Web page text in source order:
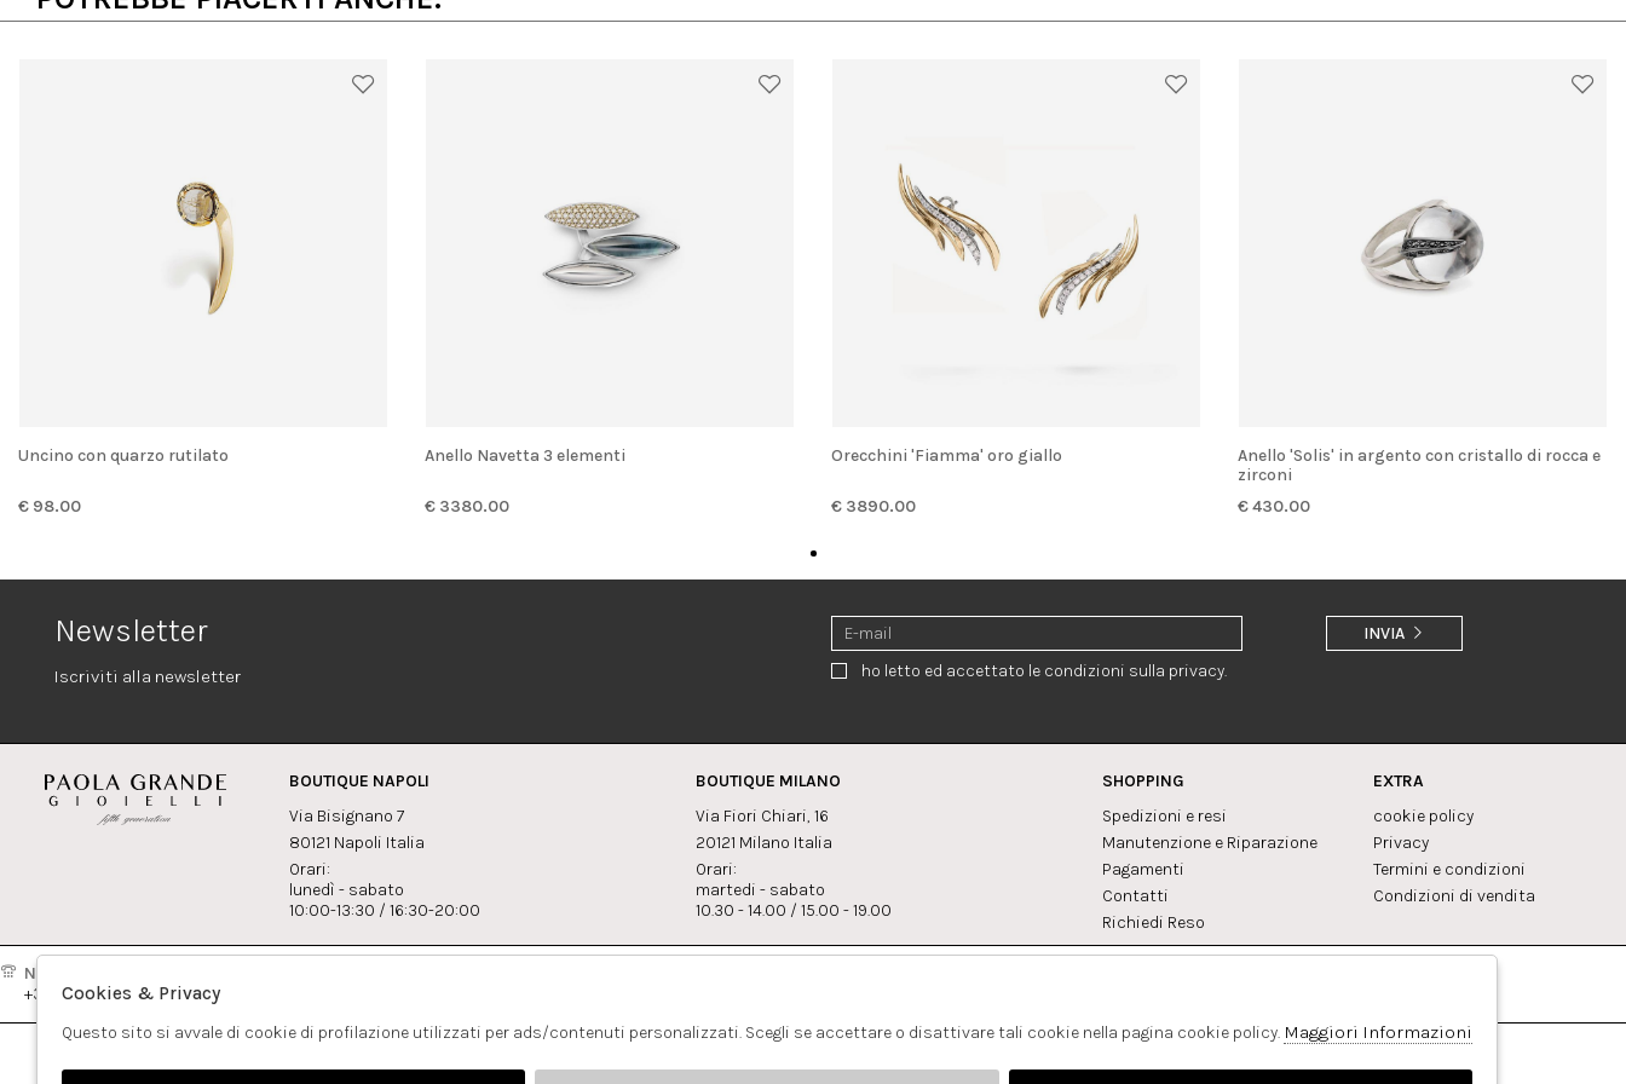
Uncino con quarzo rutilato
€ 98.00
Anello Navetta 3 elementi
€ 3380.00
Orecchini 'Fiamma' oro giallo
€ 3890.00
Anello 'Solis' in argento con cristallo di rocca e
zirconi
€ 430.00
Newsletter
Iscriviti alla newsletter ho letto ed accettato le condizioni sulla privacy.
INVIA
BOUTIQUE NAPOLI
Via Bisignano 7
80121 Napoli Italia
Orari:
lunedì - sabato
10:00-13:30 / 16:30-20:00
BOUTIQUE MILANO
Via Fiori Chiari, 16
20121 Milano Italia
Orari:
martedi - sabato
10.30 - 14.00 / 15.00 - 19.00
SHOPPING
Spedizioni e resi
Manutenzione e Riparazione
Pagamenti
Contatti
Richiedi Reso
EXTRA
cookie policy
Privacy
Termini e condizioni
Condizioni di vendita
Napoli:
+39081417308
Cookies & Privacy
Questo sito si avvale di cookie di profilazione utilizzati per ads/contenuti personalizzati. Scegli se accettare o disattivare tali cookie nella pagina cookie policy. Maggiori Informazioni